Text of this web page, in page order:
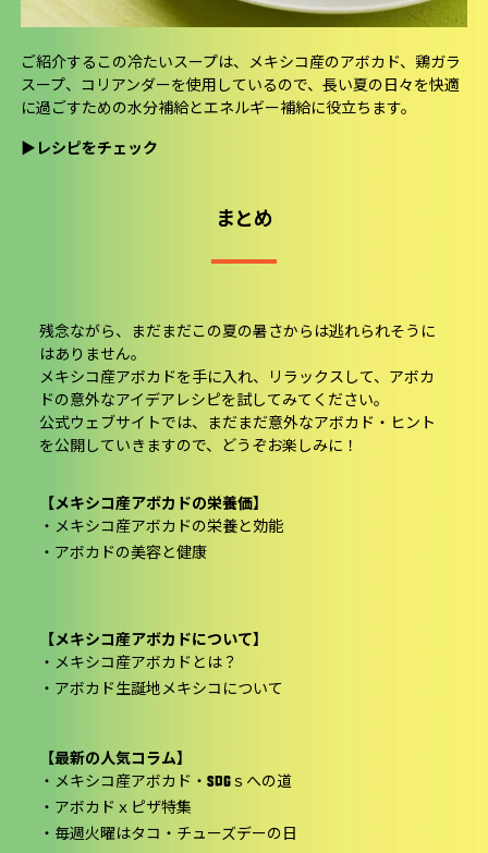
ご紹介するこの冷たいスープは、メキシコ産のアボカド、鶏ガラ
スープ、コリアンダーを使用しているので、長い夏の日々を快適
に過ごすための水分補給とエネルギー補給に役立ちます。
▶ レシピをチェック
まとめ
残念ながら、まだまだこの夏の暑さからは逃れられそうに
はありません。
メキシコ産アボカドを手に入れ、リラックスして、アボカ
ドの意外なアイデアレシピを試してみてください。
公式ウェブサイトでは、まだまだ意外なアボカド・ヒント
を公開していきますので、どうぞお楽しみに！
【メキシコ産アボカドの栄養価】
・ メキシコ産アボカドの栄養と効能
・ アボカドの美容と健康
【メキシコ産アボカドについて】
・ メキシコ産アボカドとは？
・ アボカド生誕地メキシコについて
【最新の人気コラム】
・ メキシコ産アボカド・SDGｓへの道
・ アボカドｘピザ特集
・ 毎週火曜はタコ・チューズデーの日